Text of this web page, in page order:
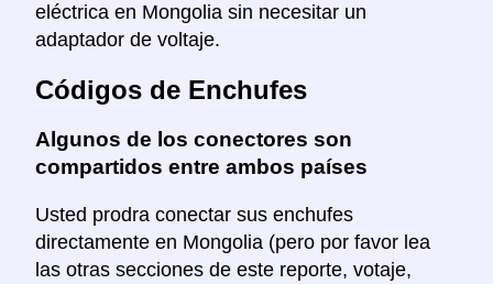
eléctrica en Mongolia sin necesitar un
adaptador de voltaje.
Códigos de Enchufes
Algunos de los conectores son
compartidos entre ambos países
Usted prodra conectar sus enchufes
directamente en Mongolia (pero por favor lea
las otras secciones de este reporte, votaje,